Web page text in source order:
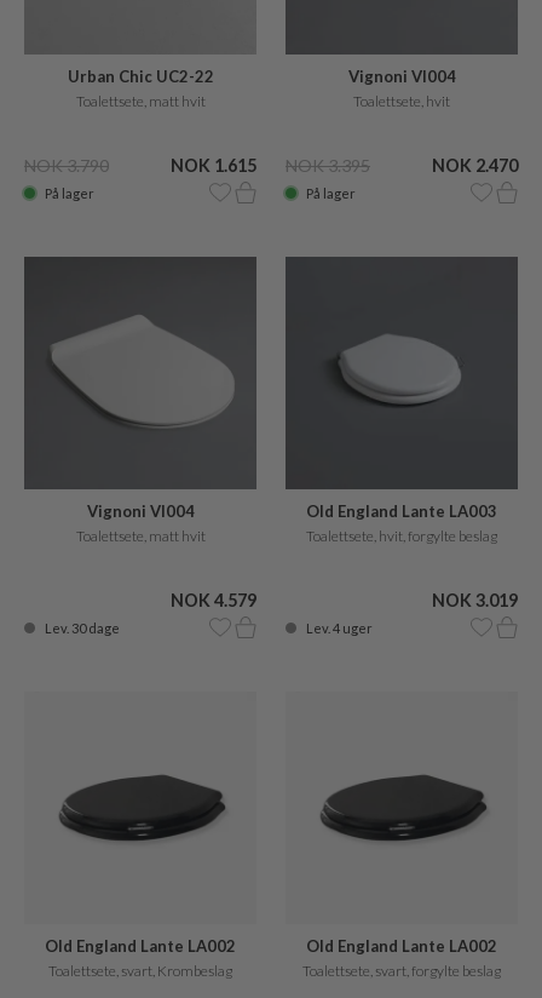
Urban Chic UC2-22
Toalettsete, matt hvit
NOK 3.790 NOK 1.615
På lager
Vignoni VI004
Toalettsete, hvit
NOK 3.395 NOK 2.470
På lager
Vignoni VI004
Toalettsete, matt hvit
NOK 4.579
Lev. 30 dage
Old England Lante LA003
Toalettsete, hvit, forgylte beslag
NOK 3.019
Lev. 4 uger
Old England Lante LA002
Toalettsete, svart, Krombeslag
Old England Lante LA002
Toalettsete, svart, forgylte beslag